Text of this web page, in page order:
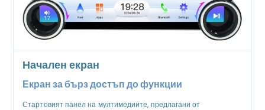
Начален екран
Екран за бърз достъп до функции
Стартовият панел на мултимедиите, предлагани от